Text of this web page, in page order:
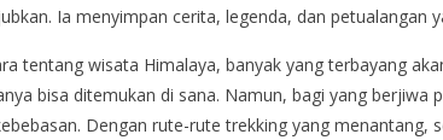
Ia menyimpan cerita, legenda, dan petualangan
tentang wisata Himalaya, banyak yang terbayang
bisa ditemukan di sana. Namun, bagi yang berjiwa
Dengan rute-rute trekking yang menantang,